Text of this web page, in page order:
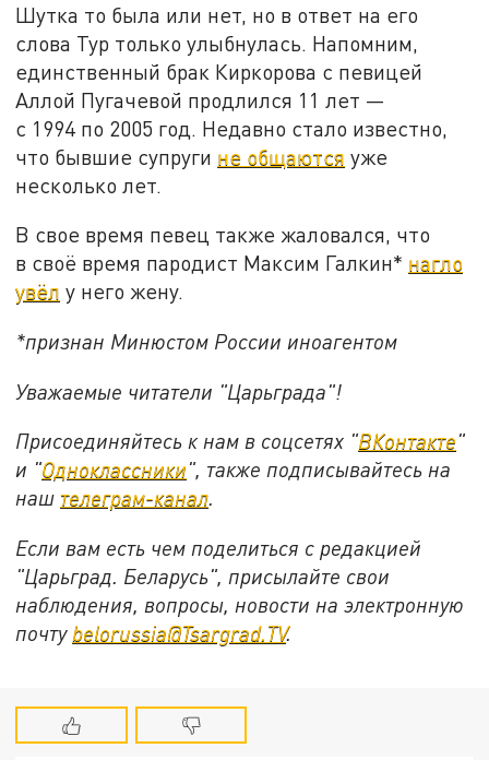
Шутка то была или нет, но в ответ на его
слова Тур только улыбнулась. Напомним,
единственный брак Киркорова с певицей
Аллой Пугачевой продлился 11 лет —
с 1994 по 2005 год. Недавно стало известно,
что бывшие супруги не общаются уже
несколько лет.
В свое время певец также жаловался, что
в своё время пародист Максим Галкин* нагло
увёл у него жену.
*признан Минюстом России иноагентом
Уважаемые читатели "Царьграда"!
Присоединяйтесь к нам в соцсетях "ВКонтакте"
и "Одноклассники", также подписывайтесь на
наш телеграм-канал.
Если вам есть чем поделиться с редакцией
"Царьград. Беларусь", присылайте свои
наблюдения, вопросы, новости на электронную
почту belorussia@Tsargrad.TV.